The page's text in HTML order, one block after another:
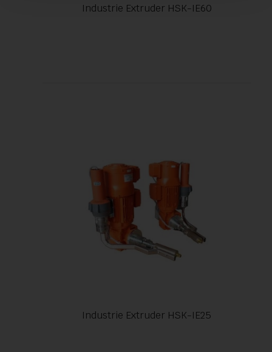
Industrie Extruder HSK-IE60
Industrie Extruder HSK-IE25